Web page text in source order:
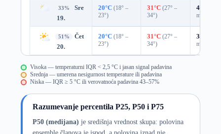
33%
Sre
19.
20°C (18° –
23°)
31°C (27° –
34°)
49%
mm)
51%
Čet
20.
20°C (18° –
23°)
31°C (27° –
34°)
37%
mm)
Visoka — temperaturni IQR < 2,5 °C i jasan signal padavina
Srednja — umerena nesigurnost temperature ili padavina
Niska — IQR ≥ 5 °C ili verovatnoća padavina 43–57%
Razumevanje percentila P25, P50 i P75
P50 (medijana) je središnja vrednost skupa: polovina